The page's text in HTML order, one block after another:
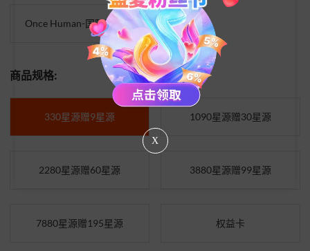
Once Human-国际服充值
商品规格:
330星源赠9星源 1090星源赠30星源
2280星源赠60星源 3880星源赠99星源
7880星源赠195星源 权益卡
X